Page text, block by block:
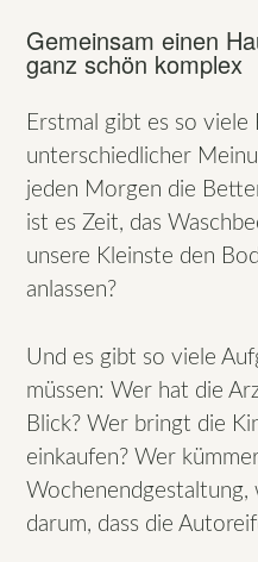
Gemeinsam einen
ganz schön komplex
Erstmal gibt es so viele
unterschiedlicher
jeden Morgen die
ist es Zeit, das
unsere Kleinste den
anlassen?
Und es gibt so viele
müssen: Wer hat die
Blick? Wer bringt die
einkaufen? Wer
Wochenendgestaltung,
darum, dass die